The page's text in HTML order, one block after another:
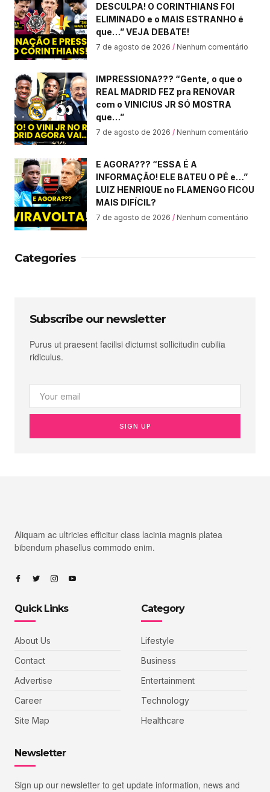
DESCULPA! O CORINTHIANS FOI
ELIMINADO e o MAIS ESTRANHO é
que…” VEJA DEBATE!
7 de agosto de 2026 Nenhum comentário
IMPRESSIONA??? “Gente, o que o
REAL MADRID FEZ pra RENOVAR
com o VINICIUS JR SÓ MOSTRA
que…”
7 de agosto de 2026 Nenhum comentário
E AGORA??? “ESSA É A
INFORMAÇÃO! ELE BATEU O PÉ e…”
LUIZ HENRIQUE no FLAMENGO FICOU
MAIS DIFÍCIL?
7 de agosto de 2026 Nenhum comentário
Categories
Subscribe our newsletter
Purus ut praesent facilisi dictumst sollicitudin cubilia
ridiculus.
SIGN UP
Aliquam ac ultricies efficitur class lacinia magnis platea
bibendum phasellus commodo enim.
Quick Links
About Us
Contact
Advertise
Career
Site Map
Category
Lifestyle
Business
Entertainment
Technology
Healthcare
Newsletter
Sign up our newsletter to get update information, news and